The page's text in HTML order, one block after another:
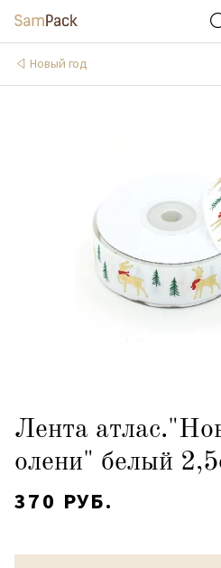
Новый год
Лента
олени" белый
370 РУБ.